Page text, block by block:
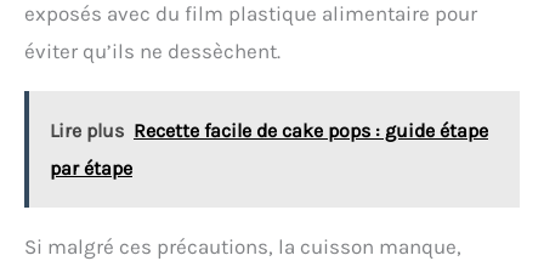
exposés avec du film plastique alimentaire pour
éviter qu’ils ne dessèchent.
Lire plus Recette facile de cake pops : guide étape
par étape
Si malgré ces précautions, la cuisson manque,